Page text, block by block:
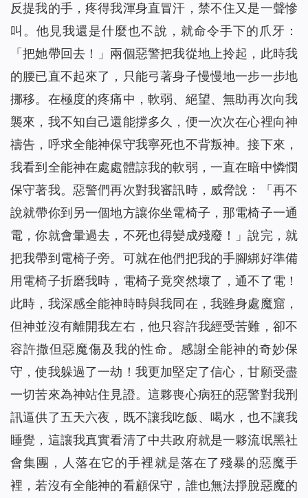
反提我的手，疼得我渾身直冒汗，禁不住又是一聲慘
叫。他見我還是什麼也不說，就命令手下的爪牙：
「把她帶回去！」兩個惡警把我從地上拎起，此時我
的腰已直不起來了，只能弓著身子慢慢地一步一步地
挪移。在極度的疼痛中，軟弱、絕望、無助再次向我
襲來，我不知自己還能撐多久，便一次次在心裡向神
禱告，呼求全能神保守我寧死也不背叛神。接下來，
我看到全能神在處處體諒我的軟弱，一直在暗中憐憫
保守著我。惡警們再次對我審訊時，威脅說：「再不
說就帶你到另一個地方讓你坐電椅子，那電椅子一通
電，你就會暈過去，不死也得變成殘廢！」說完，就
把我帶到電椅子旁。可就在他們把我的手腳綁好準備
用電椅子折磨我時，電椅子竟突然壞了，通不了電！
此時，我深感全能神時時與我同在，我雖身處魔窟，
但神並沒有離開我左右，他只容許我經受苦難，卻不
容許撒但惡魔傷及我的性命。感謝全能神的奇妙保
守，使我躲過了一劫！我更加堅定了信心，甘願受盡
一切苦來為神站住見證。這夥喪心病狂的惡警對我刑
訊逼供了五天六夜，既不讓我吃飯、喝水，也不讓我
睡覺，這讓我真實看清了中共政府就是一夥流氓黑社
會集團，人落在它的手裡就是落在了殘暴的惡魔手
裡，若沒有全能神的看顧保守，誰也無法掙脫惡魔的